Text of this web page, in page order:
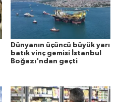
Dünyanın üçüncü büyük yarı
batık vinç gemisi İstanbul
Boğazı'ndan geçti